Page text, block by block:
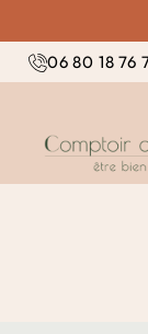
06 80 18 76